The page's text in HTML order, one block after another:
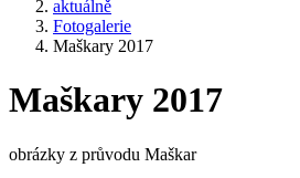
aktuálně
Fotogalerie
Maškary 2017
Maškary 2017
obrázky z průvodu Maškar